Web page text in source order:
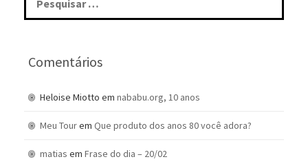
por:
Comentários
Heloise Miotto em nababu.org, 10 anos
Meu Tourem Que produto dos anos 80 você adora?
matias em Frase do dia – 20/02